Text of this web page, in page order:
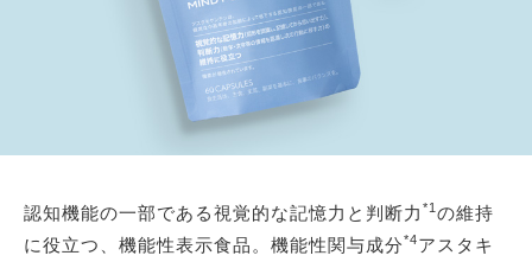
認知機能の一部である視覚的な記憶力と判断力 *1 の維持
に役立つ、機能性表示食品。機能性関与成分*4アスタキ